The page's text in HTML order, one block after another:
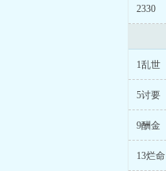
2330
1乱世
5讨要
9酬金
13烂命